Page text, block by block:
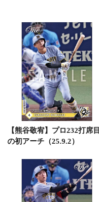
【熊谷敬宥】プロ232打席目
の初アーチ（25.9.2）